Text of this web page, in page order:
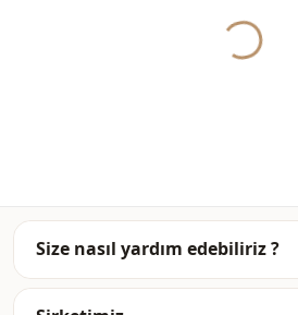
موسمي
Size nasıl yardım edebiliriz ?